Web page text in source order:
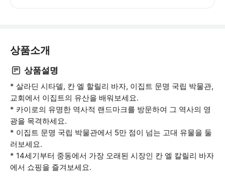
상품소개
상품설명
* 살라딘 시타델, 칸 엘 할릴리 바자, 이집트 문명 국립 박물관,
교회에서 이집트의 유산을 배워보세요.
* 카이로의 유명한 역사적 랜드마크를 방문하여 그 역사의 영
광을 목격하세요.
* 이집트 문명 국립 박물관에서 5만 점이 넘는 고대 유물을 둘
러보세요.
* 14세기부터 중동에서 가장 오래된 시장인 칸 엘 칼릴리 바자
에서 쇼핑을 즐겨보세요.